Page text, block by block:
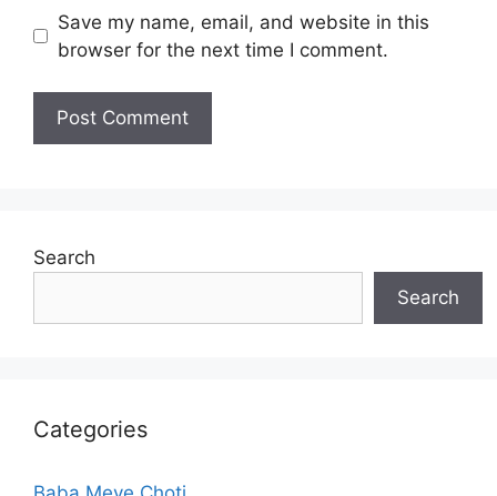
Save my name, email, and website in this
browser for the next time I comment.
Search
Search
Categories